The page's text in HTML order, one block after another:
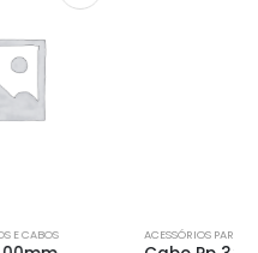
ACESSÓRIOS PARA FIOS E CABOS